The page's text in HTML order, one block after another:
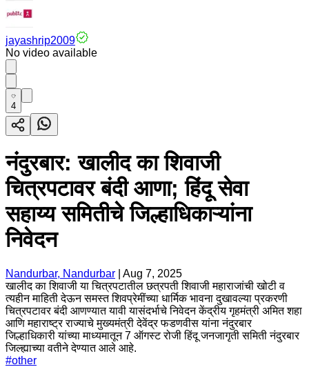
jayashrip2009
No video available
4
नंदुरबार: खालीद का शिवाजी
चित्रपटावर बंदी आणा; हिंदू सेवा
सहाय्य समितीचे जिल्हाधिकाऱ्यांना
निवेदन
Nandurbar, Nandurbar
Aug 7, 2025
खालीद का शिवाजी या चित्रपटातील छत्रपती शिवाजी महाराजांची खोटी व
त्यहीन माहिती देऊन समस्त शिवप्रेमींच्या धार्मिक भावना दुखावल्या प्रकरणी
चित्रपटावर बंदी आणण्यात यावी यासंदर्भाचे निवेदन केंद्रीय गृहमंत्री अमित शहा
आणि महाराष्ट्र राज्याचे मुख्यमंत्री देवेंद्र फडणवीस यांना नंदुरबार
जिल्हाधिकारी यांच्या माध्यमातून 7 ऑगस्ट रोजी हिंदू जनजागृती समिती नंदुरबार
जिल्ह्याच्या वतीने देण्यात आले आहे.
#other